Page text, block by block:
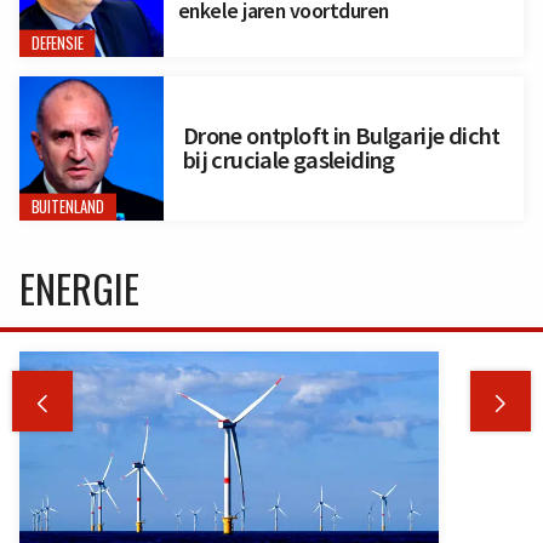
DEFENSIE
enkele jaren voortduren
BUITENLAND
Drone ontploft in Bulgarije dicht
bij cruciale gasleiding
ENERGIE
 